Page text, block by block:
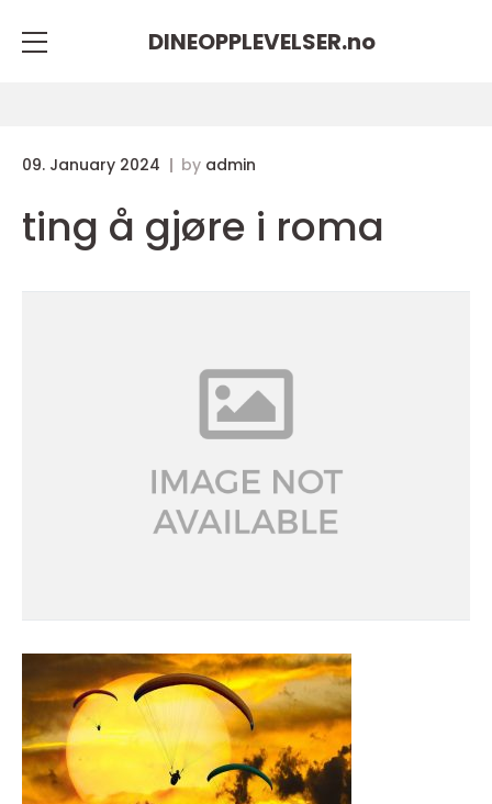
DINEOPPLEVELSER.no
09. January 2024 by admin
ting å gjøre i roma